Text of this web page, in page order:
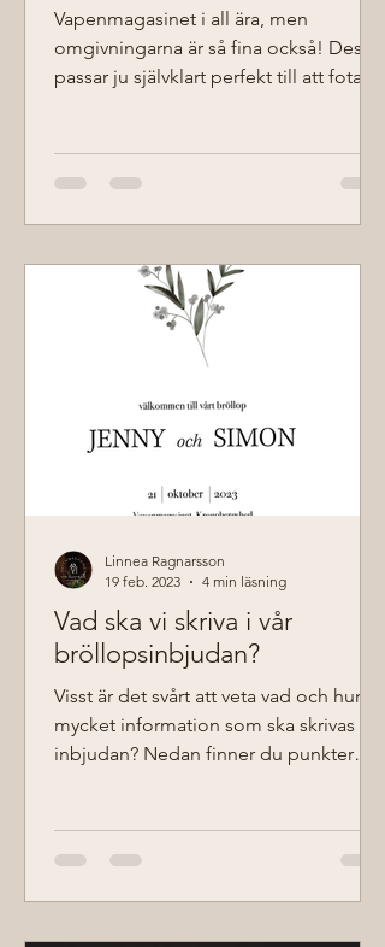
Vapenmagasinet i all ära, men
omgivningarna är så fina också! Dessa
passar ju självklart perfekt till att fota
Vad ska vi skriva i vår
bröllopsinbjudan?
Visst är det svårt att veta vad och hur
mycket information som ska skrivas i
inbjudan? Nedan finner du punkter
Linnea Ragnarsson
19 feb. 2023
4 min läsning